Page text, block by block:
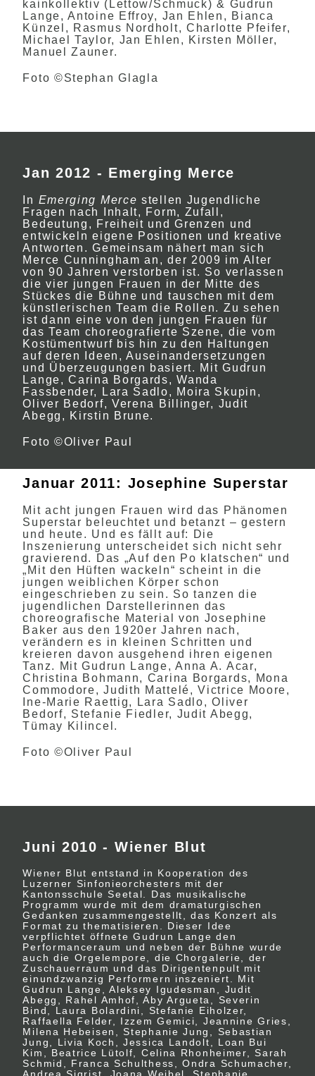
kainkollektiv (Lettow/Schmuck) & Gudrun
Lange, Antoine Effroy, Jan Ehlen, Bianca
Künzel, Rasmus Nordholt, Charlotte Pfeifer,
Michael Taylor, Jan Ehlen, Kirsten Möller,
Manuel Zauner.
Foto ©Stephan Glagla
Jan 2012 - Emerging Merce
In Emerging Merce stellen Jugendliche
Fragen nach Inhalt, Form, Zufall,
Bedeutung, Freiheit und Grenzen und
entwickeln eigene Positionen und kreative
Antworten. Gemeinsam nähert man sich
Merce Cunningham an, der 2009 im Alter
von 90 Jahren verstorben ist. So verlassen
die vier jungen Frauen in der Mitte des
Stückes die Bühne und tauschen mit dem
künstlerischen Team die Rollen. Zu sehen
ist dann eine von den jungen Frauen für
das Team choreografierte Szene, die vom
Kostümentwurf bis hin zu den Haltungen
auf deren Ideen, Auseinandersetzungen
und Überzeugungen basiert. Mit Gudrun
Lange, Carina Borgards, Wanda
Fassbender, Lara Sadlo, Moira Skupin,
Oliver Bedorf, Verena Billinger, Judit
Abegg, Kirstin Brune.
Foto ©Oliver Paul
Januar 2011: Josephine Superstar
Mit acht jungen Frauen wird das Phänomen
Superstar beleuchtet und betanzt – gestern
und heute. Und es fällt auf: Die
Inszenierung unterscheidet sich nicht sehr
gravierend. Das „Auf den Po klatschen“ und
„Mit den Hüften wackeln“ scheint in die
jungen weiblichen Körper schon
eingeschrieben zu sein. So tanzen die
jugendlichen Darstellerinnen das
choreografische Material von Josephine
Baker aus den 1920er Jahren nach,
verändern es in kleinen Schritten und
kreieren davon ausgehend ihren eigenen
Tanz. Mit Gudrun Lange, Anna A. Acar,
Christina Bohmann, Carina Borgards, Mona
Commodore, Judith Mattelé, Victrice Moore,
Ine-Marie Raettig, Lara Sadlo, Oliver
Bedorf, Stefanie Fiedler, Judit Abegg,
Tümay Kilincel.
Foto ©Oliver Paul
Juni 2010 - Wiener Blut
Wiener Blut entstand in Kooperation des
Luzerner Sinfonieorchesters mit der
Kantonsschule Seetal. Das musikalische
Programm wurde mit dem dramaturgischen
Gedanken zusammengestellt, das Konzert als
Format zu thematisieren. Dieser Idee
verpflichtet öffnete Gudrun Lange den
Performanceraum und neben der Bühne wurde
auch die Orgelempore, die Chorgalerie, der
Zuschauerraum und das Dirigentenpult mit
einundzwanzig Performern inszeniert. Mit
Gudrun Lange, Aleksey Igudesman, Judit
Abegg, Rahel Amhof, Aby Argueta, Severin
Bind, Laura Bolardini, Stefanie Eiholzer,
Raffaella Felder, Izzem Gemici, Jeannine Gries,
Milena Hebeisen, Stephanie Jung, Sebastian
Jung, Livia Koch, Jessica Landolt, Loan Bui
Kim, Beatrice Lütolf, Celina Rhonheimer, Sarah
Schmid, Franca Schulthess, Ondra Schumacher,